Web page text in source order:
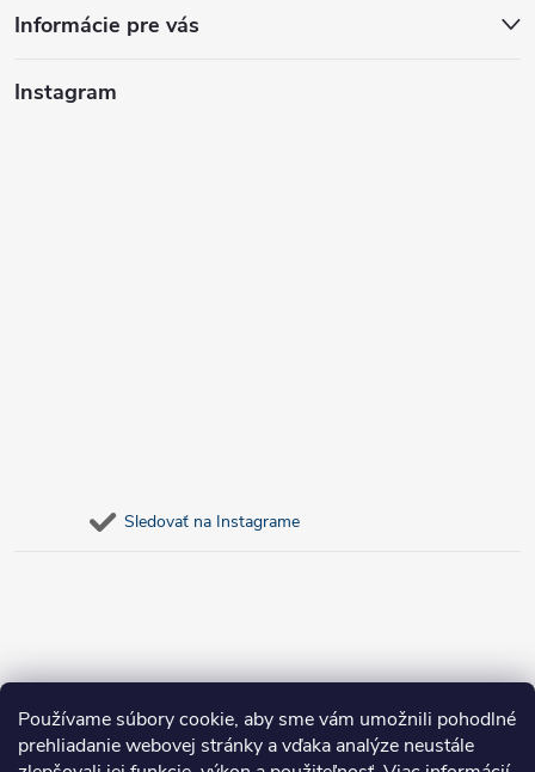
Používame súbory cookie, aby sme vám umožnili pohodlné
prehliadanie webovej stránky a vďaka analýze neustále
Informácie pre vás
Instagram
Sledovať na Instagrame